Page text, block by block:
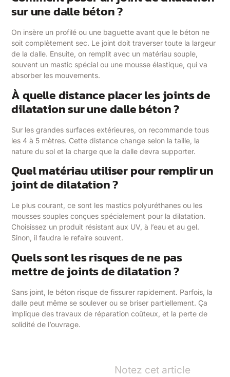
sur une dalle béton ?
On insère un profilé ou une baguette avant que le béton ne
soit complètement sec. Le joint doit traverser toute la largeur
de la dalle. Ensuite, on remplit avec un matériau souple,
souvent un mastic spécial ou une mousse élastique, qui va
absorber les mouvements.
À quelle distance placer les joints de
dilatation sur une dalle béton ?
Sur les grandes surfaces extérieures, on recommande tous
les 4 à 5 mètres. Cette distance change selon la taille, la
nature du sol et la charge que la dalle devra supporter.
Quel matériau utiliser pour remplir un
joint de dilatation ?
Le plus courant, ce sont les mastics polyuréthanes ou les
mousses souples conçues spécialement pour la dilatation.
Choisissez un produit résistant aux UV, à l’eau et au gel.
Sinon, il faudra le refaire souvent.
Quels sont les risques de ne pas
mettre de joints de dilatation ?
Sans joint, le béton risque de fissurer rapidement. Parfois, la
dalle peut même se soulever ou se briser partiellement. Ça
implique des travaux de réparation coûteux, et la perte de
solidité de l’ouvrage.
Notez cet article